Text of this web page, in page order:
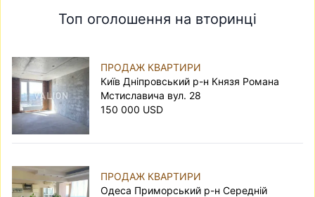
Топ оголошення на вторинці
ПРОДАЖ КВАРТИРИ
Київ Дніпровський р-н Князя Романа
Мстиславича вул. 28
150 000 USD
ПРОДАЖ КВАРТИРИ
Одеса Приморський р-н Середній